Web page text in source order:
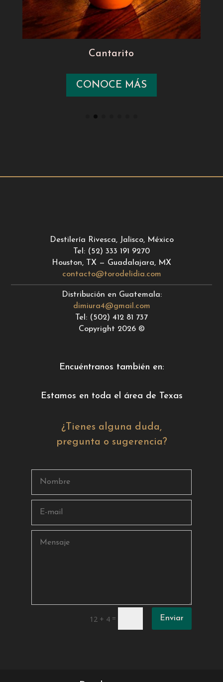
Cantarito
CONOCE MÁS
Destilería Rivesca, Jalisco, México
Tel: (52) 333 191 9270
Houston, TX — Guadalajara, MX
contacto@torodelidia.com
Distribución en Guatemala:
dimiura4@gmail.com
Tel: (502) 412 81 737
Copyright 2026 ©
Encuéntranos también en:
Estamos en toda el área de Texas
¿Tienes alguna duda,
pregunta o sugerencia?
12 + 4 = Enviar